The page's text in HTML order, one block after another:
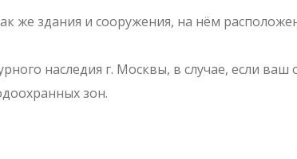
же здания и сооружения, на нём
наследия г. Москвы, в случае, если ваш
зон.